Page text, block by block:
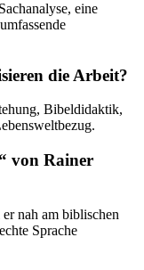
eine
die Arbeit?
Bibeldidaktik,
von Rainer
nah am biblischen
Sprache